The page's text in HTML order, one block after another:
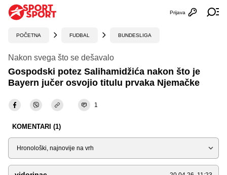
Otvori
Prijava
POČETNA FUDBAL BUNDESLIGA
Nakon svega što se dešavalo
Gospodski potez Salihamidžića nakon što je
Bayern jučer osvojio titulu prvaka Njemačke
1
KOMENTARI (1)
Sortiraj